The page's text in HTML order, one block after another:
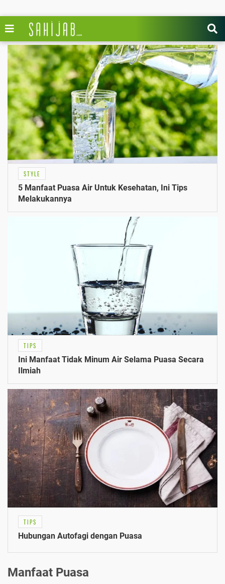
STYLE
5 Manfaat Puasa Air Untuk Kesehatan, Ini Tips
Melakukannya
TIPS
Ini Manfaat Tidak Minum Air Selama Puasa Secara
Ilmiah
TIPS
Hubungan Autofagi dengan Puasa
Manfaat Puasa